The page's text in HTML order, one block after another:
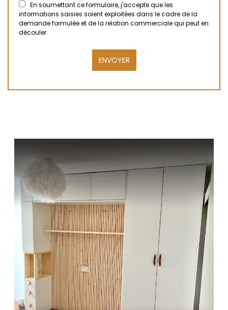
En soumettant ce formulaire, j'accepte que les
informations saisies soient exploitées dans le cadre de la
demande formulée et de la relation commerciale qui peut en
découler.